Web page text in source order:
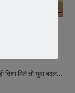
सही दिशा मिले :
मिले तो युवा बदल…